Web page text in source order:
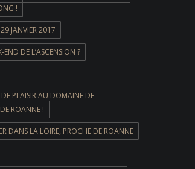
!
JANVIER 2017
END DE L’ASCENSION ?
PLAISIR AU DOMAINE DE
ROANNE !
DANS LA LOIRE, PROCHE DE ROANNE